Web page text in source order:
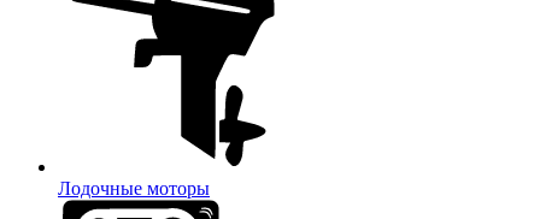
Лодочные моторы